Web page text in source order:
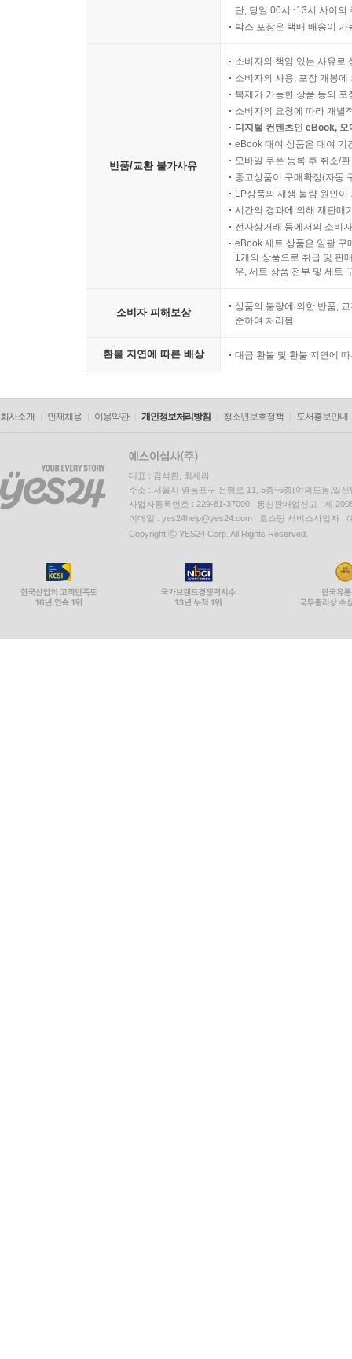
단, 당일 00시~13시 사이의
박스 포장은 택배 배송이
반품/교환 불가사유
소비자의 책임 있는 사유로
소비자의 사용, 포장 개봉
복제가 가능한 상품 등의
소비자의 요청에 따라 개별
디지털 컨텐츠인 eBook,
eBook 대여 상품은 대여 기
모바일 쿠폰 등록 후 취소/
중고상품이 구매확정(자동
LP상품의 재생 불량 원인
시간의 경과에 의해 재판매
전자상거래 등에서의 소비
eBook 세트 상품은 일괄 구
1개의 상품으로 취급 및 판
우, 세트 상품 전부 및 세트
소비자 피해보상
상품의 불량에 의한 반품,
준하여 처리됨
환불 지연에 따른 배상 대금 환불 및 환불 지연에
회사소개 인재채용 이용약관 개인정보처리방침 청소년보호정책 도서홍보안내
대표 : 김석환, 최세라
주소 : 서울시 영등포구 은행로 11, 5층~6층(여의도동,일신
사업자등록번호 : 229-81-37000 통신판매업신고 : 제
이메일 : yes24help@yes24.com 호스팅 서비스사업자 :
Copyright ⓒ YES24 Corp. All Rights Reserved.